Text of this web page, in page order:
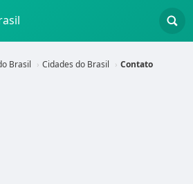
Brasil Cidades do Brasil Contato